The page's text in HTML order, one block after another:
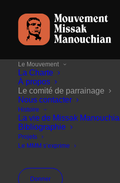
Le Mouvement
La Charte
À propos
Le comité de parrainage
Nous contacter
Histoire
La vie de Missak
Bibliographie
Projets
Le MMM s’exprime
Donner
Intellectuels,
Missak Manouchian.